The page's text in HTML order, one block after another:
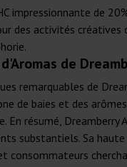
impressionnante de
des activités créatives
de
remarquables de
de baies et des
En résumé,
substantiels. Sa
consommateurs